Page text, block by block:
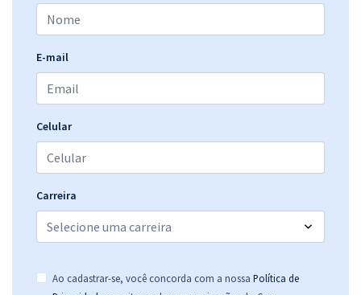
E-mail
Celular
Carreira
Ao cadastrar-se, você concorda com a nossa Política de